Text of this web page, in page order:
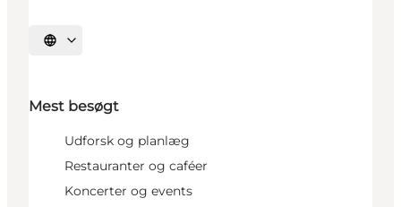
Vælg sprog
Mest besøgt
Udforsk og planlæg
Restauranter og caféer
Koncerter og events